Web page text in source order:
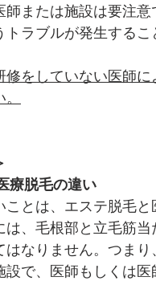
師または施設は要注
トラブルが発生する
修をしていない医師
療脱毛の違い
ことは、エステ脱毛
は、毛根部と立毛筋
はなりません。つま
設で、医師もしくは